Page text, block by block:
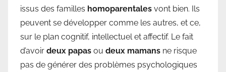
issus des familles homoparentales vont bien. Ils
peuvent se développer comme les autres, et ce,
sur le plan cognitif, intellectuel et affectif. Le fait
d’avoir deux papas ou deux mamans ne risque
pas de générer des problèmes psychologiques